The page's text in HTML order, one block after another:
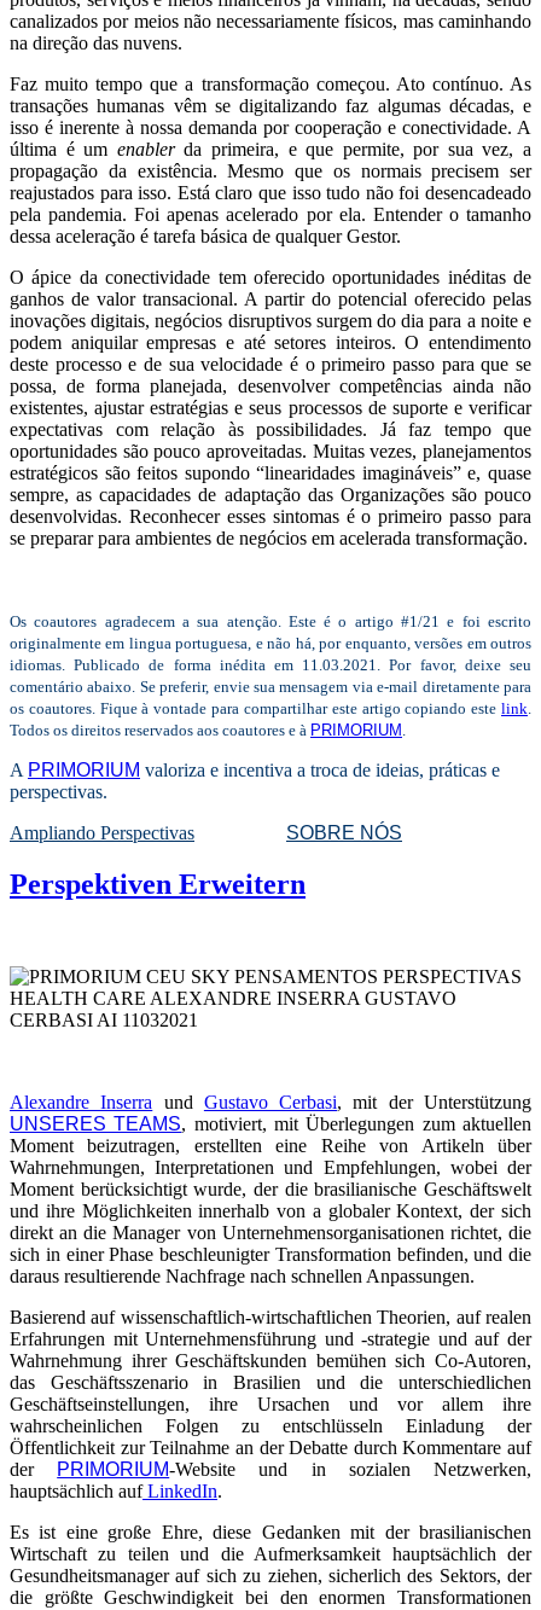
canalizados por meios não necessariamente físicos, mas caminhando
na direção das nuvens.
Faz muito tempo que a transformação começou. Ato contínuo. As
transações humanas vêm se digitalizando faz algumas décadas, e
isso é inerente à nossa demanda por cooperação e conectividade. A
última é um enablerda primeira, e que permite, por sua vez, a
propagação da existência. Mesmo que os normais precisem ser
reajustados para isso. Está claro que isso tudo não foi desencadeado
pela pandemia. Foi apenas acelerado por ela. Entender o tamanho
dessa aceleração é tarefa básica de qualquer Gestor.
O ápice da conectividade tem oferecido oportunidades inéditas de
ganhos de valor transacional. A partir do potencial oferecido pelas
inovações digitais, negócios disruptivos surgem do dia para a noite e
podem aniquilar empresas e até setores inteiros. O entendimento
deste processo e de sua velocidade é o primeiro passo para que se
possa, de forma planejada, desenvolver competências ainda não
existentes, ajustar estratégias e seus processos de suporte e verificar
expectativas com relação às possibilidades. Já faz tempo que
oportunidades são pouco aproveitadas. Muitas vezes, planejamentos
estratégicos são feitos supondo “linearidades imagináveis” e, quase
sempre, as capacidades de adaptação das Organizações são pouco
desenvolvidas. Reconhecer esses sintomas é o primeiro passo para
se preparar para ambientes de negócios em acelerada transformação.
Os coautores agradecem a sua atenção.
Este é o artigo #1/21 e foi escrito
originalmente em lingua portuguesa, e não há, por enquanto, versões em outros
idiomas. Publicado de forma inédita em 11.03.2021. Por favor, deixe seu
comentário abaixo. Se preferir, envie sua mensagem via e-mail diretamente para
os coautores. Fique à vontade para compartilhar este artigo copiando este link
Todos os direitos reservados aos coautores e à PRIMORIUM
A PRIMORIUM valoriza e incentiva a troca de ideias, práticas e
perspectivas.
Ampliando Perspectivas
SOBRE NÓS
Perspektiven Erweitern
Alexandre Inserra und Gustavo Cerbasi, mit der Unterstützung
UNSERES TEAMS, motiviert, mit Überlegungen zum aktuellen
Moment beizutragen, erstellten eine Reihe von Artikeln über
Wahrnehmungen, Interpretationen und Empfehlungen, wobei der
Moment berücksichtigt wurde, der die brasilianische Geschäftswelt
und ihre Möglichkeiten innerhalb von a globaler Kontext, der sich
direkt an die Manager von Unternehmensorganisationen richtet, die
sich in einer Phase beschleunigter Transformation befinden, und die
daraus resultierende Nachfrage nach schnellen Anpassungen.
Basierend auf wissenschaftlich-wirtschaftlichen Theorien, auf realen
Erfahrungen mit Unternehmensführung und -strategie und auf der
Wahrnehmung ihrer Geschäftskunden bemühen sich Co-Autoren,
das Geschäftsszenario in Brasilien und die unterschiedlichen
Geschäftseinstellungen, ihre Ursachen und vor allem ihre
wahrscheinlichen Folgen zu entschlüsseln Einladung der
Öffentlichkeit zur Teilnahme an der Debatte durch Kommentare auf
der
PRIMORIUM-Website und in sozialen Netzwerken,
hauptsächlich aufLinkedIn.
Es ist eine große Ehre, diese Gedanken mit der brasilianischen
Wirtschaft zu teilen und die Aufmerksamkeit hauptsächlich der
Gesundheitsmanager auf sich zu ziehen, sicherlich des Sektors, der
die größte Geschwindigkeit bei den enormen Transformationen